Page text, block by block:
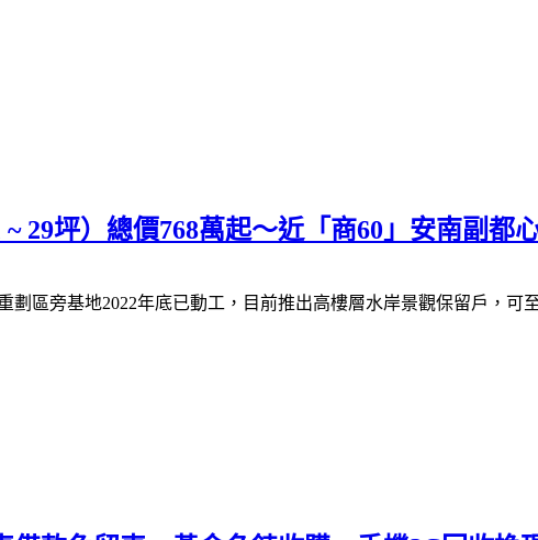
29坪）總價768萬起～近「商60」安南副都
劃區旁基地2022年底已動工，目前推出高樓層水岸景觀保留戶，可